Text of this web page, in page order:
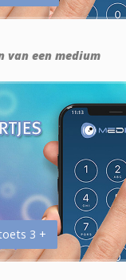
van een medium
3 +